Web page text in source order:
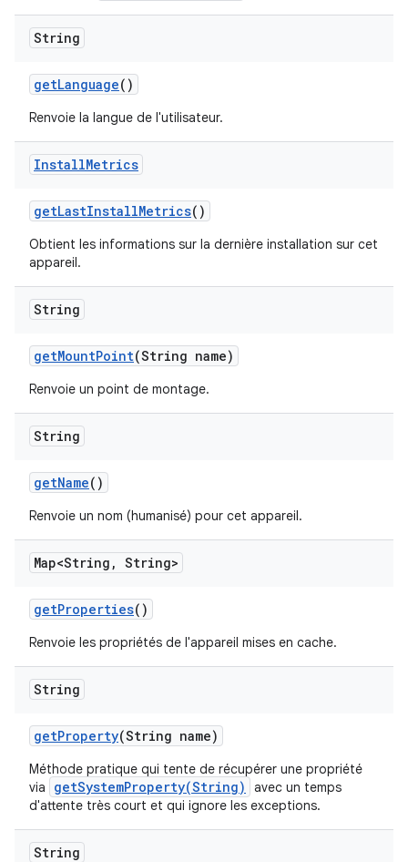
String
getLanguage()
Renvoie la langue de l'utilisateur.
InstallMetrics
getLastInstallMetrics()
Obtient les informations sur la dernière installation sur cet
appareil.
String
getMountPoint(String name)
Renvoie un point de montage.
String
getName()
Renvoie un nom (humanisé) pour cet appareil.
Map<String , String>
getProperties()
Renvoie les propriétés de l'appareil mises en cache.
String
getProperty(String name)
Méthode pratique qui tente de récupérer une propriété
via
getSystemProperty(String)
avec un temps
d'attente très court et qui ignore les exceptions.
String